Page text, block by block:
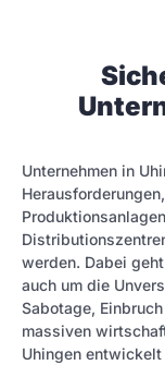
Unternehmen in
werden. Dabei
auch um die
Sabotage,
massiven
Uhingen